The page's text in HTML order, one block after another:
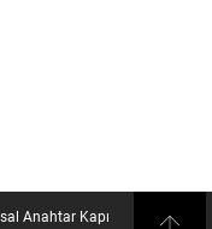
Anahtar Kapı